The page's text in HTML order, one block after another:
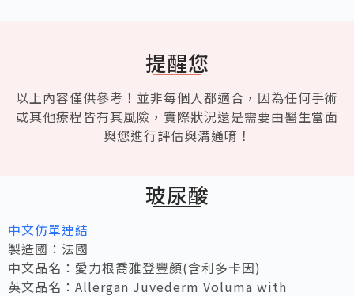
提醒您
以上內容僅供參考！並非每個人都適合，因為任何手術
或其他療程皆有其風險，實際狀況還是需要由醫生當面
與您進行評估與溝通唷！
玻尿酸
中文仿單連結
製造國：法國
中文品名：愛力根喬雅登豐顏(含利多卡因)
英文品名：Allergan Juvederm Voluma with